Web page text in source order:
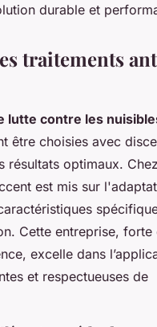
durable et
traitements
lutte contre les
être choisies avec
résultats optimaux.
est mis sur
Cette entreprise, forte
excelle dans
et respectueuses de